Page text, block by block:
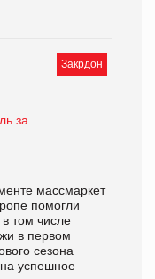
Закрдон
за
массмаркет
помогли
том числе
в первом
сезона
успешное